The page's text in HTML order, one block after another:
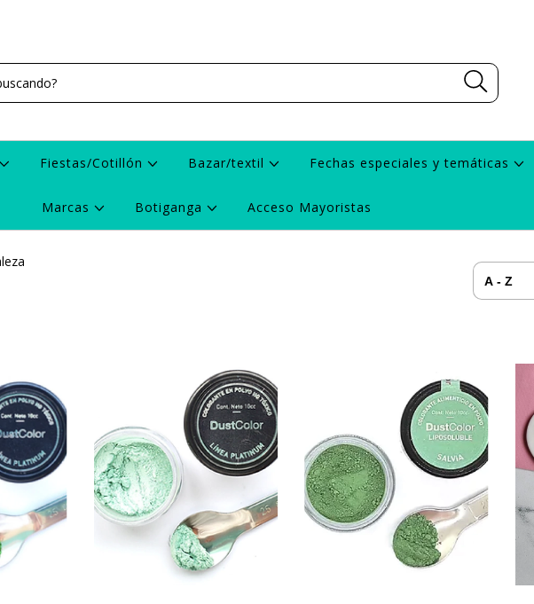
Fiestas/Cotillón Bazar/textil Fechas especiales y temáticas
Marcas Botiganga Acceso Mayoristas